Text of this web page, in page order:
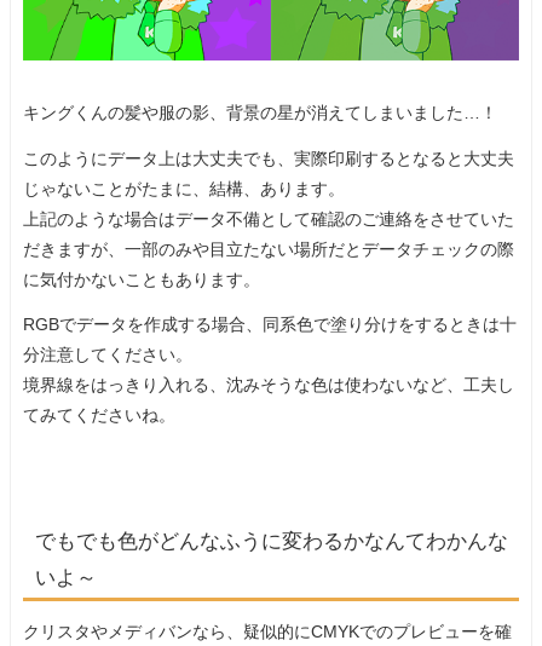
キングくんの髪や服の影、背景の星が消えてしまいました…！
このようにデータ上は大丈夫でも、実際印刷するとなると大丈夫
じゃないことがたまに、結構、あります。
上記のような場合はデータ不備として確認のご連絡をさせていた
だきますが、一部のみや目立たない場所だとデータチェックの際
に気付かないこともあります。
RGBでデータを作成する場合、同系色で塗り分けをするときは十
分注意してください。
境界線をはっきり入れる、沈みそうな色は使わないなど、工夫し
てみてくださいね。
でもでも色がどんなふうに変わるかなんてわかんな
いよ～
クリスタやメディバンなら、疑似的にCMYKでのプレビューを確